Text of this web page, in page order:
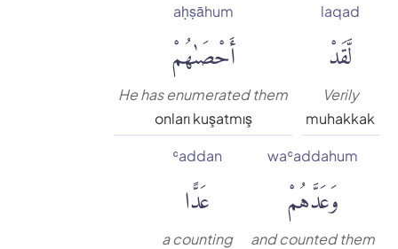
Rowwad Translation Center
laqad
لَّقَدْ
Verily
muhakkak
aḥṣāhum
أَحْصَىٰهُمْ
He has enumerated them
onları kuşatmış
waʿaddahum
وَعَدَّهُمْ
and counted them
ʿaddan
عَدًّا
a counting